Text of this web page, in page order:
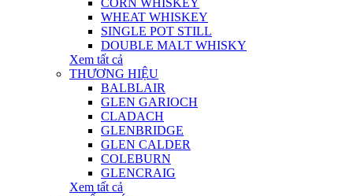
CORN WHISKEY
WHEAT WHISKEY
SINGLE POT STILL
DOUBLE MALT WHISKY
Xem tất cả
THƯƠNG HIỆU
BALBLAIR
GLEN GARIOCH
CLADACH
GLENBRIDGE
GLEN CALDER
COLEBURN
GLENCRAIG
Xem tất cả